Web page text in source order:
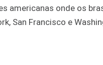
americanas onde os
San Francisco e